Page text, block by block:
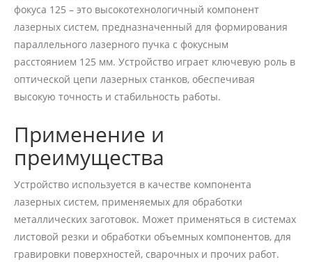
фокуса 125 – это высокотехнологичный компонент
лазерных систем, предназначенный для формирования
параллельного лазерного пучка с фокусным
расстоянием 125 мм. Устройство играет ключевую роль в
оптической цепи лазерных станков, обеспечивая
высокую точность и стабильность работы.
Применение и
преимущества
Устройство используется в качестве компонента
лазерных систем, применяемых для обработки
металлических заготовок. Может применяться в системах
листовой резки и обработки объемных компонентов, для
гравировки поверхностей, сварочных и прочих работ.